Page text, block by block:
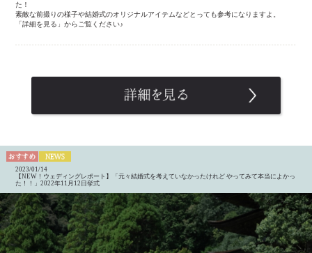
た！
素敵な前撮りの様子や結婚式のオリジナルアイテムなどとっても参考になりますよ。
「詳細を見る」からご覧ください♪
2023/01/14
【NEW！ウェディングレポート】「元々結婚式を考えていなかったけれど やってみて本当によかっ
た！！」2022年11月12日挙式